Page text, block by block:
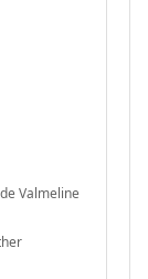
Valmeline